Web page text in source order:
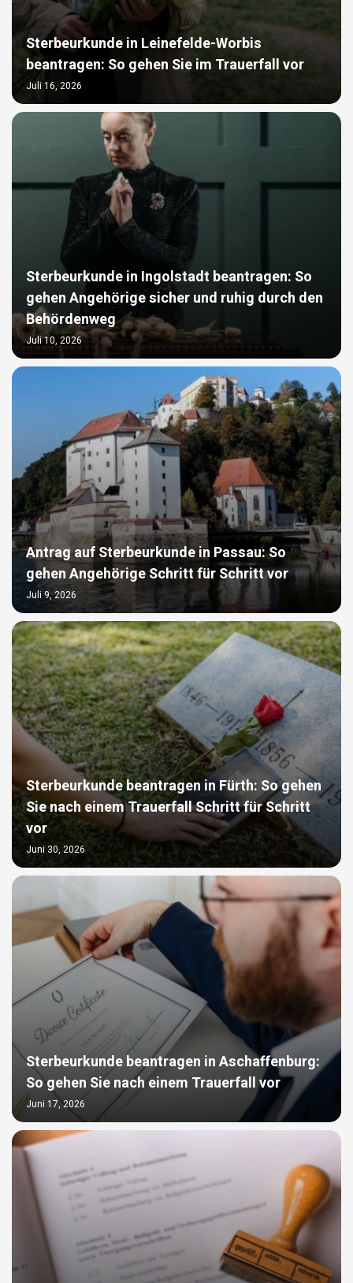
Sterbeurkunde in Leinefelde-Worbis
beantragen: So gehen Sie im Trauerfall vor
Juli 16, 2026
Sterbeurkunde in Ingolstadt beantragen: So
gehen Angehörige sicher und ruhig durch den
Behördenweg
Juli 10, 2026
Antrag auf Sterbeurkunde in Passau: So
gehen Angehörige Schritt für Schritt vor
Juli 9, 2026
Sterbeurkunde beantragen in Fürth: So gehen
Sie nach einem Trauerfall Schritt für Schritt
vor
Juni 30, 2026
Sterbeurkunde beantragen in Aschaffenburg:
So gehen Sie nach einem Trauerfall vor
Juni 17, 2026